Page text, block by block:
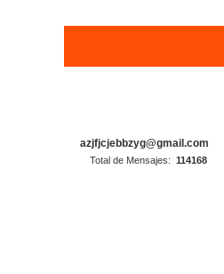
azjfjcjebbzyg@gmail.com
Total de Mensajes: 114168